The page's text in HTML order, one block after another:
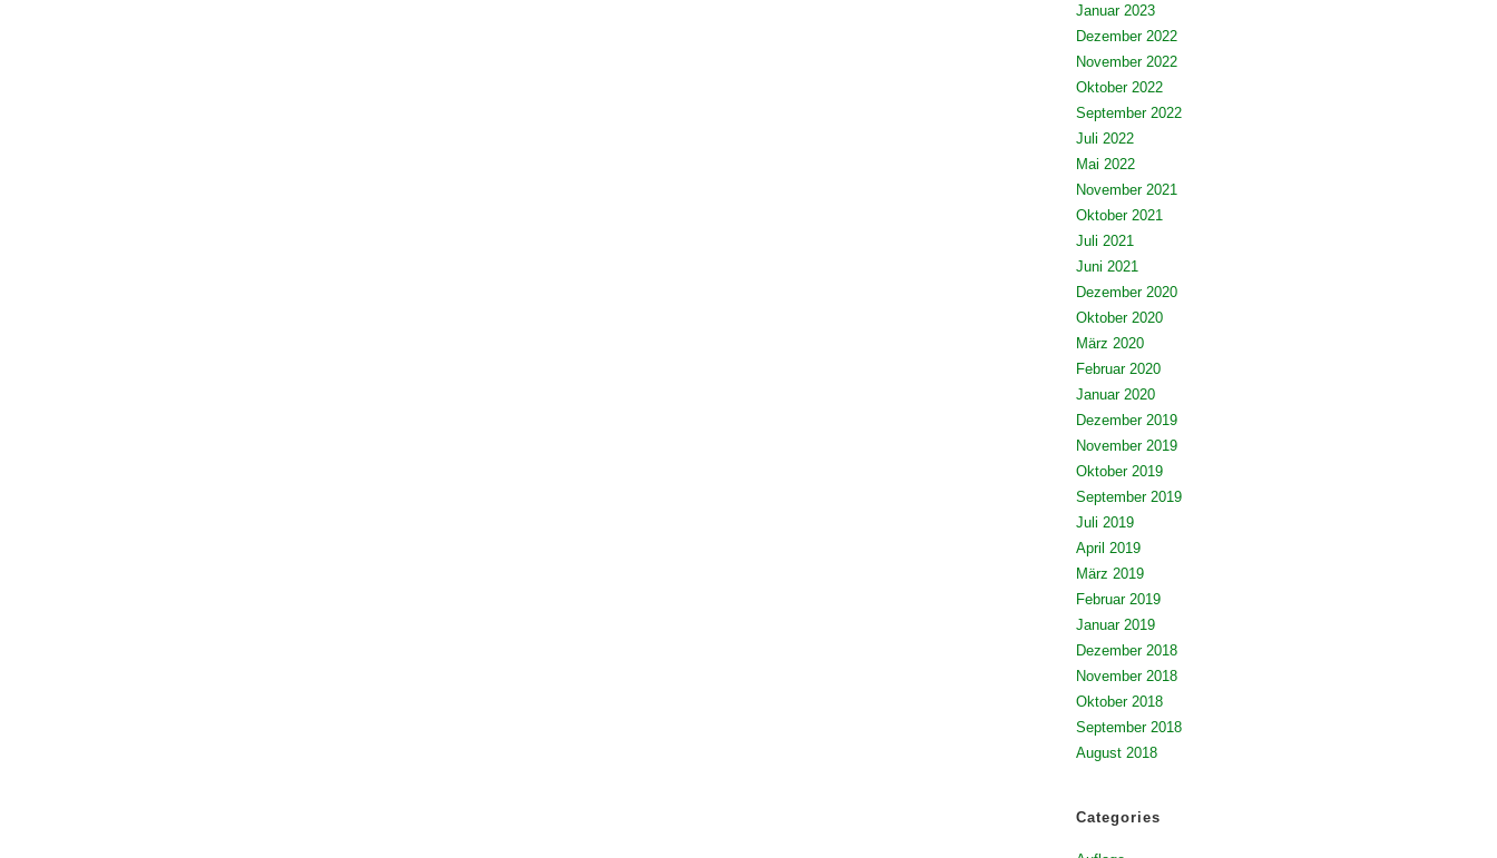
Januar 2023
Dezember 2022
November 2022
Oktober 2022
September 2022
Juli 2022
Mai 2022
November 2021
Oktober 2021
Juli 2021
Juni 2021
Dezember 2020
Oktober 2020
März 2020
Februar 2020
Januar 2020
Dezember 2019
November 2019
Oktober 2019
September 2019
Juli 2019
April 2019
März 2019
Februar 2019
Januar 2019
Dezember 2018
November 2018
Oktober 2018
September 2018
August 2018
Categories